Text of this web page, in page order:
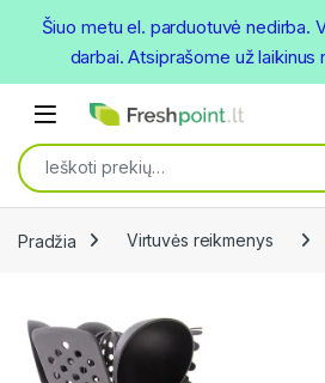
Open
Ieškoti:
Pradžia Virtuvės reikmenys
Šiuo metu el. parduotuvė nedirba.
darbai. Atsiprašome už laikinus